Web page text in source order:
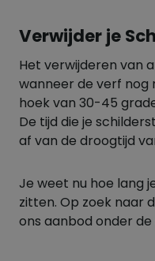
Verwijder je
Het verwijderen van
wanneer de verf nog
hoek van 30-45
De tijd die je
af van de droogtijd
Je weet nu hoe lang
zitten. Op zoek naar
ons aanbod onder